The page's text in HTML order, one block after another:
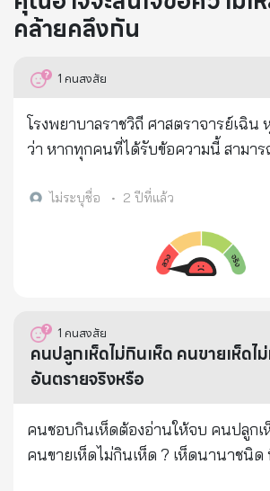
คล้ายคลึงกัน
1 คนสงสัย
โรงพยาบาลราชวิถี ศาสตราจารย์เฉิน
ว่า หากทุกคนที่ได้รับข้อความนี้ สามา
ช่วยชีวิต... ฉันได้ทำส่วนของฉันแล้ว หวั
ช่วยชีวิตคุณได้ตลอดไป 🍋 ถึงจะยุ่งแค่ไหนก็ต้องดู แล้ว
บอกคนอื่น ส่งต่อความรักออกไป! 🍋 น้ำมะนาวร้อน -
แก้ว เติมน้ำร้อน มันจะกลายเป็น "น้ำด่
เป็นประโยชน์ต่อทุกคน 🍋 น้ำมะนาวร้อนสามารถปล่อย
สารต้านมะเร็งที่ขมขื่น ซึ่งเป็นความก้าว
วิตามินซี เหมือนกับมะเขือเทศที่ต้องปรุง
ปีน 🍋 น้ำมะนาวร้อนมีผลต่อซีสต์และเนื้องอก ได้รับการ
ไม่ระบุชื่อ • 2 ปีที่แล้ว
1 คนสงสัย
คนปลูกเห็ดไม่กินเห็ด คนขายเห็ดไ
อันตรายจริงหรือ
คนชอบกินเห็ดต้องอ่านให้จบ คนปลูกเห็ดไม่กินเห็ด ?
คนขายเห็ดไม่กินเห็ด ? เห็ดนานาชนิด ที่เรารู้จักและคน